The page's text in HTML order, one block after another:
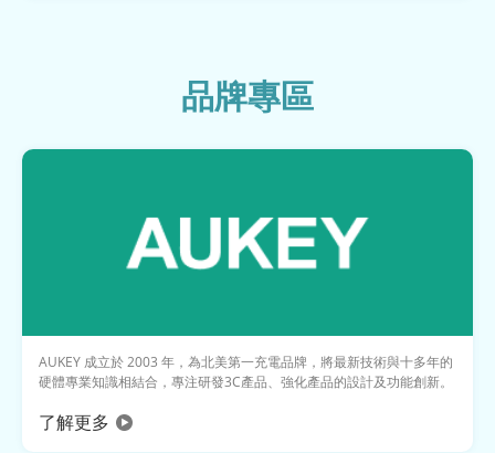
品牌專區
AUKEY 成立於 2003 年，為北美第一充電品牌，將最新技術與十多年的
硬體專業知識相結合，專注研發3C產品、強化產品的設計及功能創新。
了解更多